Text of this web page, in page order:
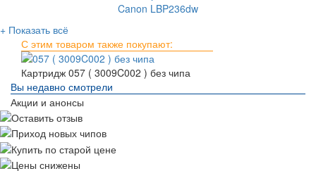
Canon LBP236dw
+ Показать всё
С этим товаром также покупают:
Картридж 057 ( 3009C002 ) без чипа
Вы недавно смотрели
Акции и анонсы